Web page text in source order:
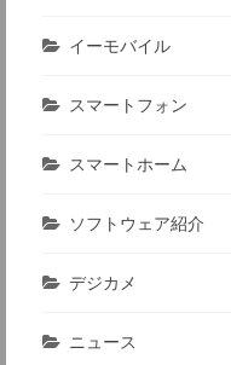
イーモバイル
スマートフォン
スマートホーム
ソフトウェア紹介
デジカメ
ニュース